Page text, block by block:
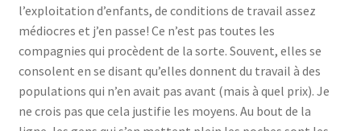
l’exploitation d’enfants, de conditions de travail assez
médiocres et j’en passe! Ce n’est pas toutes les
compagnies qui procèdent de la sorte. Souvent, elles se
consolent en se disant qu’elles donnent du travail à des
populations qui n’en avait pas avant (mais à quel prix). Je
ne crois pas que cela justifie les moyens. Au bout de la